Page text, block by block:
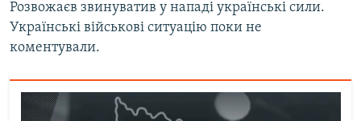
Розвожаєв звинуватив у нападі українські сили.
Українські військові ситуацію поки не
коментували.